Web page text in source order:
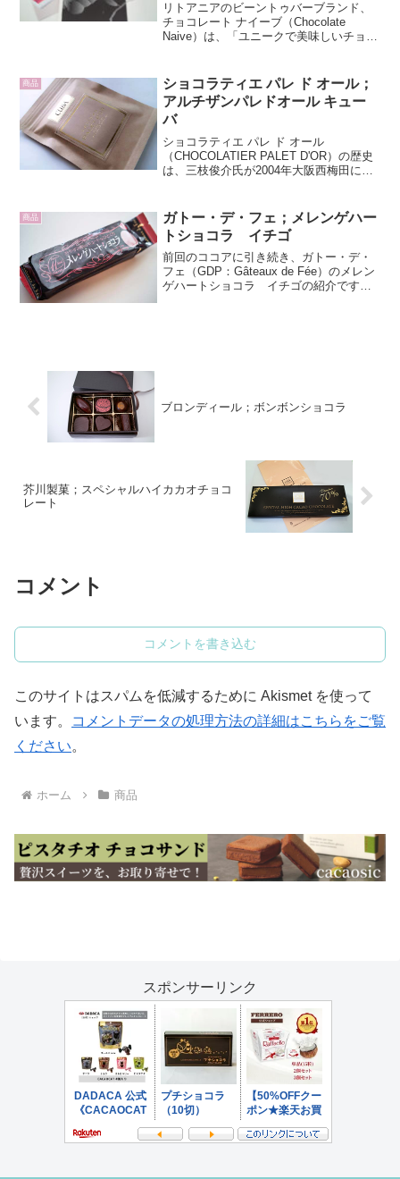
リトアニアのビーントゥバーブランド、
チョコレート ナイーブ（Chocolate
Naive）は、「ユニークで美味しいチョコ
Užpalis）氏によって創設されま...
商品
ショコラティエ パレ ド オール；
アルチザンパレドオール キュー
バ
ショコラティエ パレ ド オール
（CHOCOLATIER PALET D'OR）の歴史
は、三枝俊介氏が2004年大阪西梅田にブ
ベルナシオン氏のスペシャリテ、「パレ
ドオー...
商品
ガトー・デ・フェ；メレンゲハー
トショコラ イチゴ
前回のココアに引き続き、ガトー・デ・
フェ（GDP：Gâteaux de Fée）のメレン
ゲハートショコラ イチゴの紹介です。
ブロンディール；ボンボンショコラ
芥川製菓；スペシャルハイカカオチョコ
レート
コメント
コメントを書き込む
このサイトはスパムを低減するために Akismet を使って
います。
コメントデータの処理方法の詳細はこちらをご覧
ください。
ホーム 商品
スポンサーリンク